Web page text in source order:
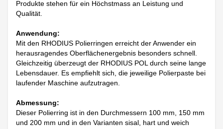
Produkte stehen für ein Höchstmass an Leistung und
Qualität.
Anwendung:
Mit den RHODIUS Polierringen erreicht der Anwender ein
herausragendes Oberflächenergebnis besonders schnell.
Gleichzeitig überzeugt der RHODIUS POL durch seine lange
Lebensdauer. Es empfiehlt sich, die jeweilige Polierpaste bei
laufender Maschine aufzutragen.
Abmessung:
Dieser Polierring ist in den Durchmessern 100 mm, 150 mm
und 200 mm und in den Varianten sisal, hart und weich